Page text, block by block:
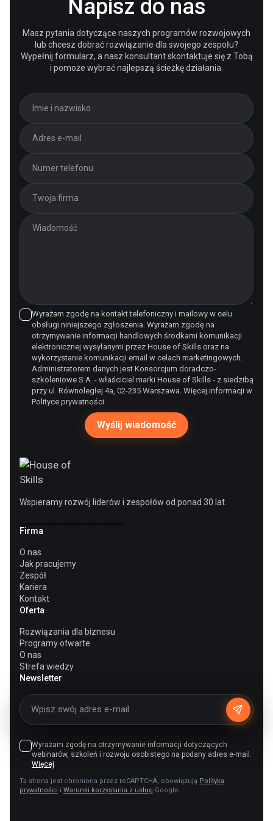
Napisz do nas
Masz pytania dotyczące naszych programów rozwojowych
lub chcesz dobrać rozwiązanie dla swojego zespołu?
Wypełnij formularz, a nasz konsultant skontaktuje się z Tobą
i pomoże wybrać najlepszą ścieżkę działania.
Wyrażam zgodę na kontakt telefoniczny i mailowy w celu
obsługi niniejszego zgłoszenia. Wyrażam zgodę na
otrzymywanie informacji handlowych środkami komunikacji
elektronicznej wysyłanymi przez House of Skills oraz na
wykorzystanie komunikacji email w celach marketingowych.
Administratorem danych jest Konsorcjum doradczo-
szkoleniowe S.A. - właściciel marki House of Skills - z siedzibą
przy ul. Równoległej 4a, 02-235 Warszawa. Więcej informacji w
Polityce prywatności
Wspieramy rozwój liderów i zespołów od ponad 30 lat.
Firma
O nas
Jak pracujemy
Zespół
Kariera
Kontakt
Oferta
Rozwiązania dla biznesu
Programy otwarte
O nas
Strefa wiedzy
Newsletter
Wyrażam zgodę na otrzymywanie informacji dotyczących
webinarów, szkoleń i rozwoju osobistego na podany adres e-mail.
Więcej
Ta strona jest chroniona przez reCAPTCHA, obowiązują Polityka
prywatności i Warunki korzystania z usług Google.